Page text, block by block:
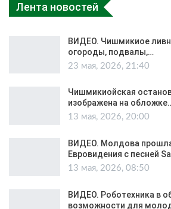
Лента новостей
ВИДЕО. Чишмикиое
огороды, подвалы,…
23 мая, 2026, 21:40
Чишмикиойская
изображена на
13 мая, 2026, 20:00
ВИДЕО. Молдова
Евровидения с песней
13 мая, 2026, 08:50
ВИДЕО. Роботехника в
возможности для